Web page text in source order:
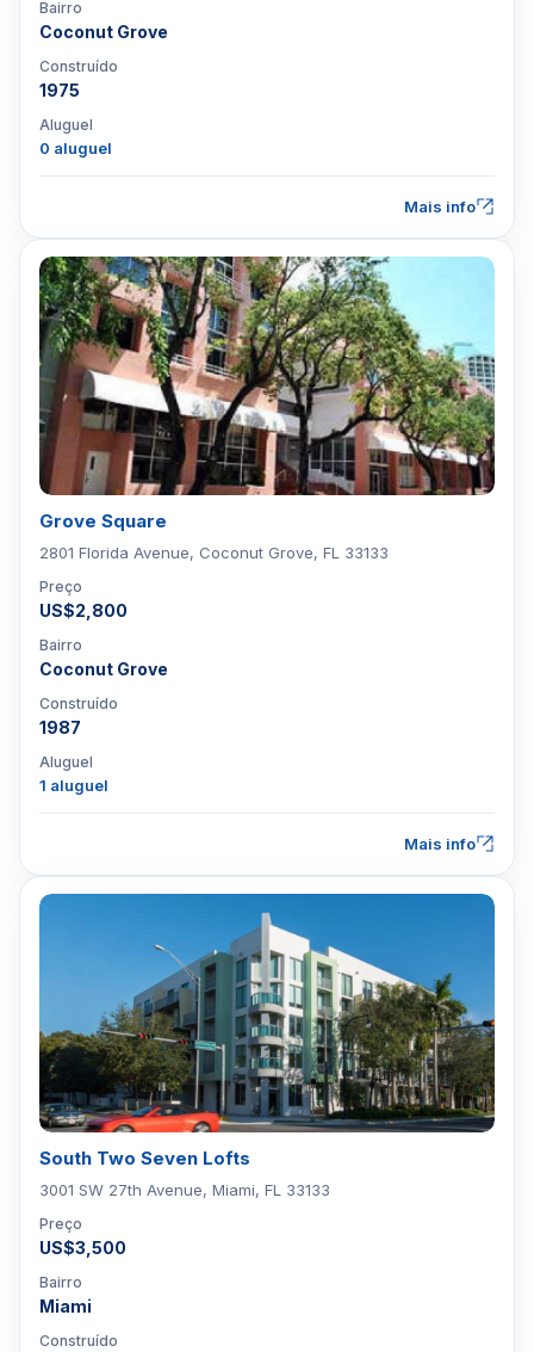
Bairro
Coconut Grove
Construído
1975
Aluguel
0 aluguel
Mais info
Grove Square
2801 Florida Avenue, Coconut Grove, FL 33133
Preço
US$2,800
Bairro
Coconut Grove
Construído
1987
Aluguel
1 aluguel
Mais info
South Two Seven Lofts
3001 SW 27th Avenue, Miami, FL 33133
Preço
US$3,500
Bairro
Miami
Construído